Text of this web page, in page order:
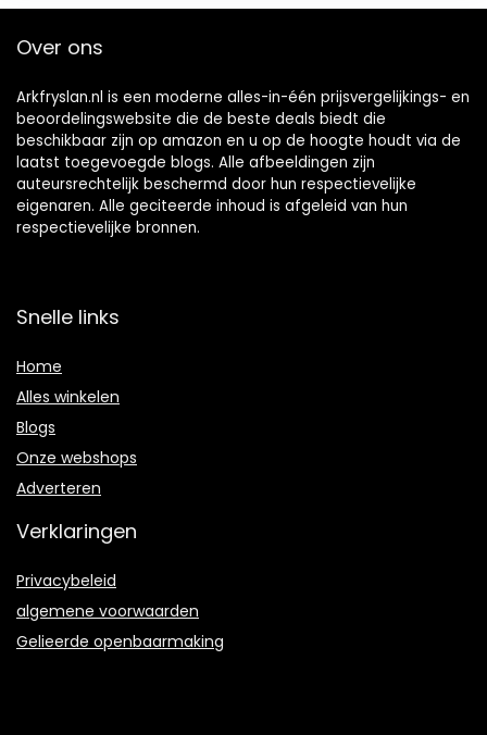
Over ons
Arkfryslan.nl is een moderne alles-in-één prijsvergelijkings- en
beoordelingswebsite die de beste deals biedt die
beschikbaar zijn op amazon en u op de hoogte houdt via de
laatst toegevoegde blogs. Alle afbeeldingen zijn
auteursrechtelijk beschermd door hun respectievelijke
eigenaren. Alle geciteerde inhoud is afgeleid van hun
respectievelijke bronnen.
Snelle links
Home
Alles winkelen
Blogs
Onze webshops
Adverteren
Verklaringen
Privacybeleid
algemene voorwaarden
Gelieerde openbaarmaking